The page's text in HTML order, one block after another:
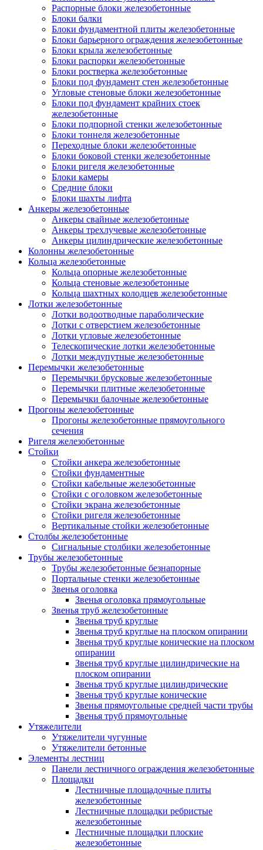
Распорные блоки железобетонные
Блоки балки
Блоки фундаментной плиты железобетонные
Блоки барьерного ограждения железобетонные
Блоки крыла железобетонные
Блоки распорки железобетонные
Блоки ростверка железобетонные
Блоки под фундамент стен железобетонные
Угловые стеновые блоки железобетонные
Блоки под фундамент крайних стоек
железобетонные
Блоки подпорной стенки железобетонные
Блоки тоннеля железобетонные
Переходные блоки железобетонные
Блоки боковой стенки железобетонные
Блоки ригеля железобетонные
Блоки камеры
Средние блоки
Блоки шахты лифта
Анкеры железобетонные
Анкеры свайные железобетонные
Анкеры трехлучевые железобетонные
Анкеры цилиндрические железобетонные
Колонны железобетонные
Кольца железобетонные
Кольца опорные железобетонные
Кольца стеновые железобетонные
Кольца шахтных колодцев железобетонные
Лотки железобетонные
Лотки водоотводные параболические
Лотки с отверстием железобетонные
Лотки угловые железобетонные
Телескопические лотки железобетонные
Лотки междупутные железобетонные
Перемычки железобетонные
Перемычки брусковые железобетонные
Перемычки плитные железобетонные
Перемычки балочные железобетонные
Прогоны железобетонные
Прогоны железобетонные прямоугольного
сечения
Ригеля железобетонные
Стойки
Стойки анкера железобетонные
Стойки фундаментные
Стойки кабельные железобетонные
Стойки с оголовком железобетонные
Стойки экрана железобетонные
Стойки ригеля железобетонные
Вертикальные стойки железобетонные
Столбы железобетонные
Сигнальные столбики железобетонные
Трубы железобетонные
Трубы железобетонные безнапорные
Портальные стенки железобетонные
Звенья оголовка
Звенья оголовка прямоугольные
Звенья труб железобетонные
Звенья труб круглые
Звенья труб круглые на плоском опирании
Звенья труб круглые конические на плоском
опирании
Звенья труб круглые цилиндрические на
плоском опирании
Звенья труб круглые цилиндрические
Звенья труб круглые конические
Звенья прямоугольные средней части трубы
Звенья труб прямоугольные
Утяжелители
Утяжелители чугунные
Утяжелители бетонные
Элементы лестниц
Панели лестничного ограждения железобетонные
Площадки
Лестничные площадочные плиты
железобетонные
Лестничные площадки ребристые
железобетонные
Лестничные площадки плоские
железобетонные